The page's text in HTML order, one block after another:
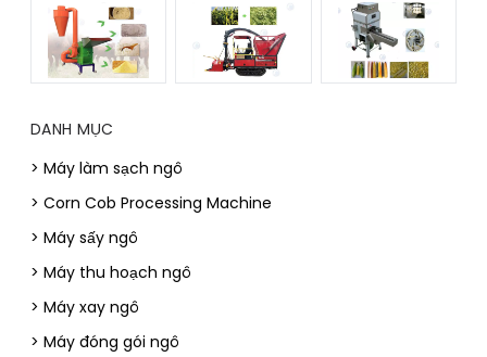
DANH MỤC
> Máy làm sạch ngô
> Corn Cob Processing Machine
> Máy sấy ngô
> Máy thu hoạch ngô
> Máy xay ngô
> Máy đóng gói ngô